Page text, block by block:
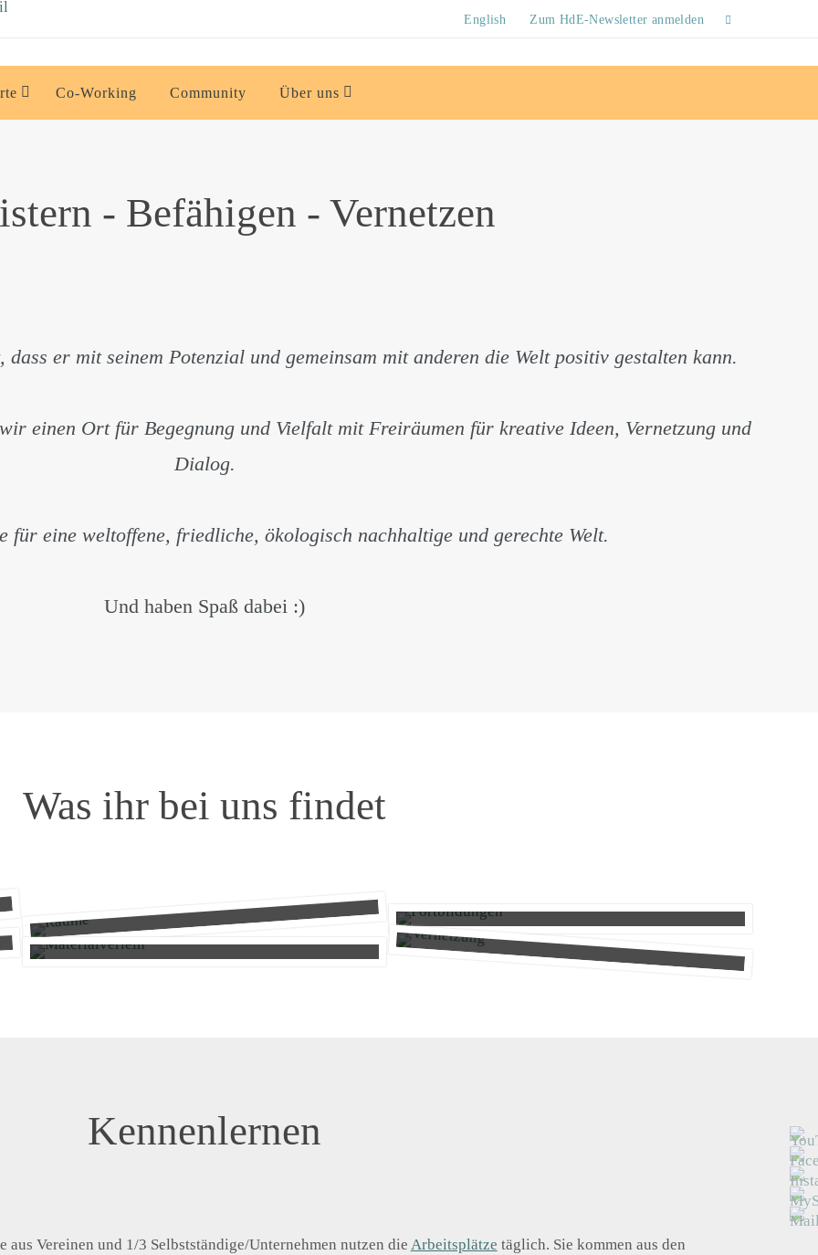
English Zum HdE-Newsletter anmelden
Co-Working Community Über uns
- Befähigen - Vernetzen
er mit seinem Potenzial und gemeinsam mit anderen die Welt positiv gestalten kann.
einen Ort für Begegnung und Vielfalt mit Freiräumen für kreative Ideen, Vernetzung und
Dialog.
für eine weltoffene, friedliche, ökologisch nachhaltige und gerechte Welt.
Und haben Spaß dabei :)
Was ihr bei uns findet
Räume Fortbildungen
Kennenlernen
aus Vereinen und 1/3 Selbstständige/Unternehmen nutzen die Arbeitsplätze täglich. Sie kommen aus den